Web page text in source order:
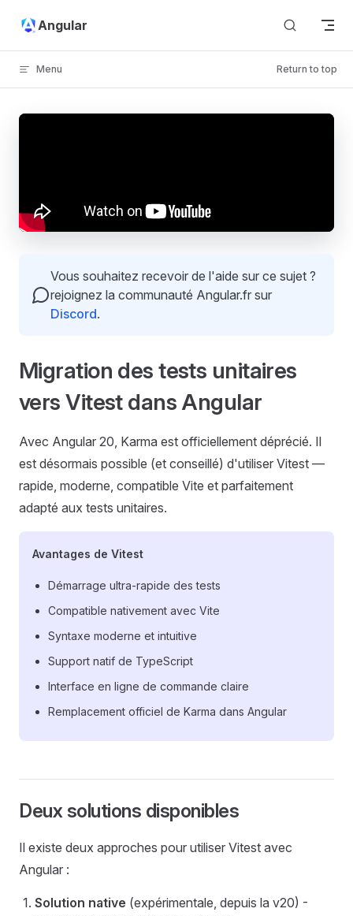
Skip to content
Angular
Menu Return to top
Vous souhaitez recevoir de l'aide sur ce sujet ?
rejoignez la communauté Angular.fr sur
Discord.
Migration des tests unitaires
vers Vitest dans Angular
Avec Angular 20, Karma est officiellement déprécié. Il
est désormais possible (et conseillé) d'utiliser Vitest —
rapide, moderne, compatible Vite et parfaitement
adapté aux tests unitaires.
Avantages de Vitest
Démarrage ultra-rapide des tests
Compatible nativement avec Vite
Syntaxe moderne et intuitive
Support natif de TypeScript
Interface en ligne de commande claire
Remplacement officiel de Karma dans Angular
Deux solutions disponibles
Il existe deux approches pour utiliser Vitest avec
Angular :
Solution native (expérimentale, depuis la v20) -